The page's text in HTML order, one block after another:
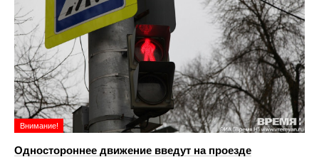
Внимание!
Одностороннее движение введут на проезде